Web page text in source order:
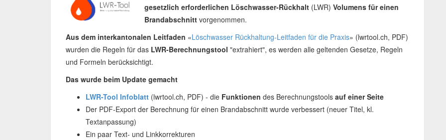
gesetzlich erforderlichen Löschwasser-Rückhalt (LWR) Volumens für einen
Brandabschnitt vorgenommen.
Aus dem interkantonalen Leitfaden «Löschwasser Rückhaltung-Leitfaden für die Praxis» (lwrtool.ch, PDF)
wurden die Regeln für das LWR-Berechnungstool "extrahiert", es werden alle geltenden Gesetze, Regeln
und Formeln berücksichtigt.
Das wurde beim Update gemacht
LWR-Tool Infoblatt (lwrtool.ch, PDF) - die Funktionen des Berechnungstools auf einer Seite
Der PDF-Export der Berechnung für einen Brandabschnitt wurde verbessert (neuer Titel, kl.
Textanpassung)
Ein paar Text- und Linkkorrekturen